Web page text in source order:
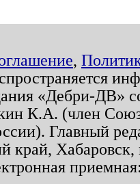
,
«Дебри-ДВ»
К.А. (член
Главный
край,